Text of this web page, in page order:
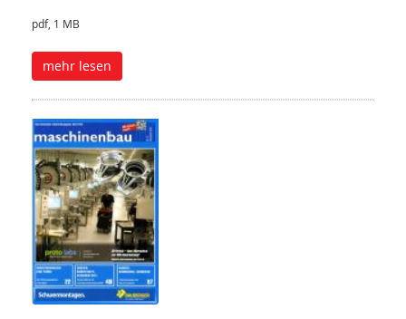
pdf, 1 MB
mehr lesen